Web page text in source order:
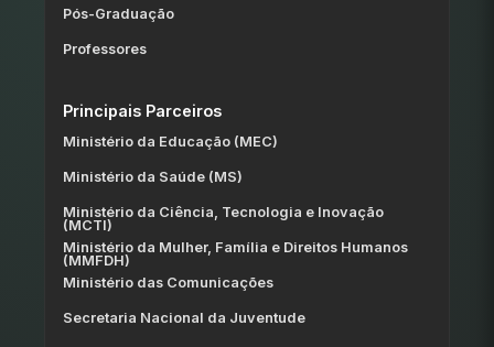
Pós-Graduação
Professores
Principais Parceiros
Ministério da Educação (MEC)
Ministério da Saúde (MS)
Ministério da Ciência, Tecnologia e Inovação
(MCTI)
Ministério da Mulher, Família e Direitos Humanos
(MMFDH)
Ministério das Comunicações
Secretaria Nacional da Juventude